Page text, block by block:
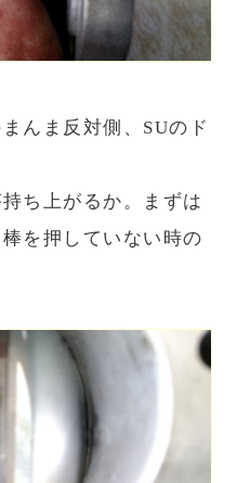
んま反対側、SUのド
ち上がるか。まずは
を押していない時の